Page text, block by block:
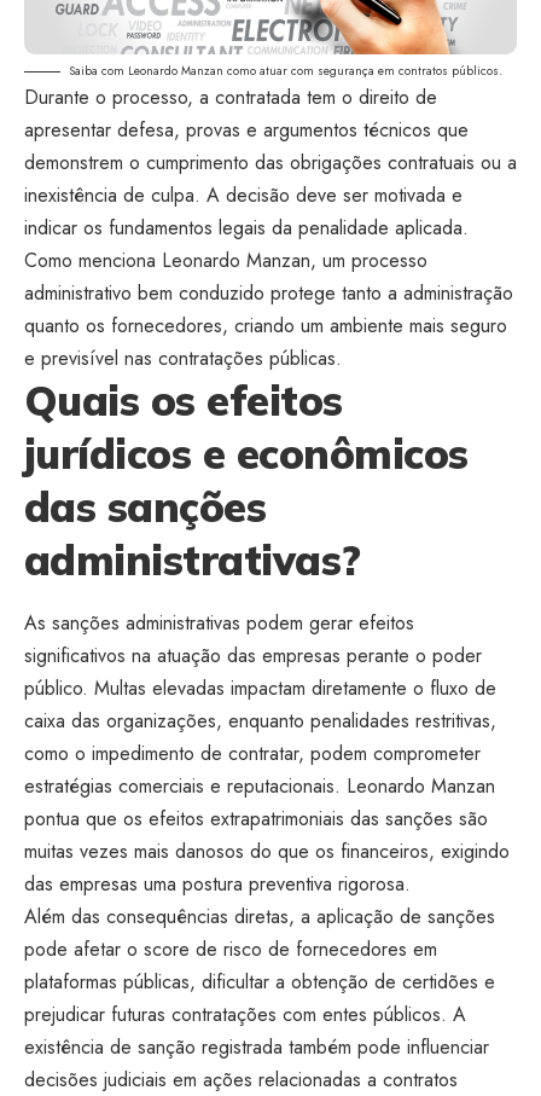
Saiba com Leonardo Manzan como atuar com segurança em contratos públicos.
Durante o processo, a contratada tem o direito de
apresentar defesa, provas e argumentos técnicos que
demonstrem o cumprimento das obrigações contratuais ou a
inexistência de culpa. A decisão deve ser motivada e
indicar os fundamentos legais da penalidade aplicada.
Como menciona Leonardo Manzan, um processo
administrativo bem conduzido protege tanto a administração
quanto os fornecedores, criando um ambiente mais seguro
e previsível nas contratações públicas.
Quais os efeitos
jurídicos e econômicos
das sanções
administrativas?
As sanções administrativas podem gerar efeitos
significativos na atuação das empresas perante o poder
público. Multas elevadas impactam diretamente o fluxo de
caixa das organizações, enquanto penalidades restritivas,
como o impedimento de contratar, podem comprometer
estratégias comerciais e reputacionais. Leonardo Manzan
pontua que os efeitos extrapatrimoniais das sanções são
muitas vezes mais danosos do que os financeiros, exigindo
das empresas uma postura preventiva rigorosa.
Além das consequências diretas, a aplicação de sanções
pode afetar o score de risco de fornecedores em
plataformas públicas, dificultar a obtenção de certidões e
prejudicar futuras contratações com entes públicos. A
existência de sanção registrada também pode influenciar
decisões judiciais em ações relacionadas a contratos